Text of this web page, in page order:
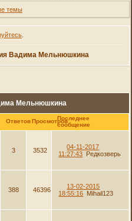
темы
.
Вадима Мельнюшкина
Мельнюшкина
Ответов ПросмотровПоследнее
сообщение
3 3532
04-11-2017
11:27:43 Редкозверь
388 46396
13-02-2015
18:55:16 Mihail123